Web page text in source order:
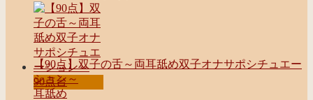
90点台
【90点】双子の舌～両耳舐め双子オナサポシチュエー
ション～
耳舐め